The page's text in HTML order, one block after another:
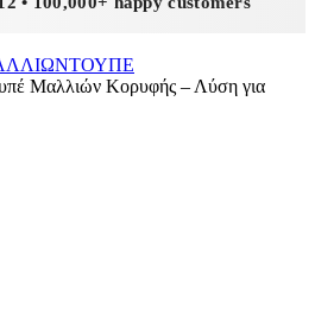
ΤΟΥΠΕ
Μαλλιών Κορυφής – Λύση για